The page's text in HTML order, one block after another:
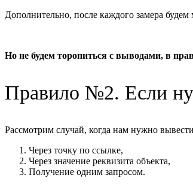
Дополнительно, после каждого замера
Но не будем торопиться с выводами, в
Правило №2. Если
Рассмотрим случай, когда нам нужно
Через точку по ссылке,
Через значение реквизита объекта,
Получение одним запросом.